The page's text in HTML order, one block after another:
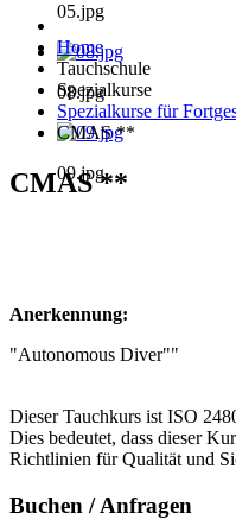
05.jpg
08.jpg
09.jpg
Home
Tauchschule
Spezialkurse
Spezialkurse für
CMAS **
CMAS **
Anerkennung:
"Autonomous Diver""
Dieser Tauchkurs ist ISO
Dies bedeutet, dass dieser
Richtlinien für Qualität und
Buchen / Anfragen